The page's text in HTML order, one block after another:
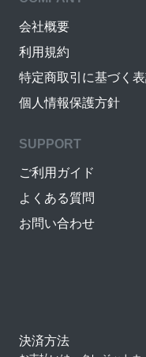
会社概要
利用規約
特定商取引に基づく
個人情報保護方針
SUPPORT
ご利用ガイド
よくある質問
お問い合わせ
決済方法